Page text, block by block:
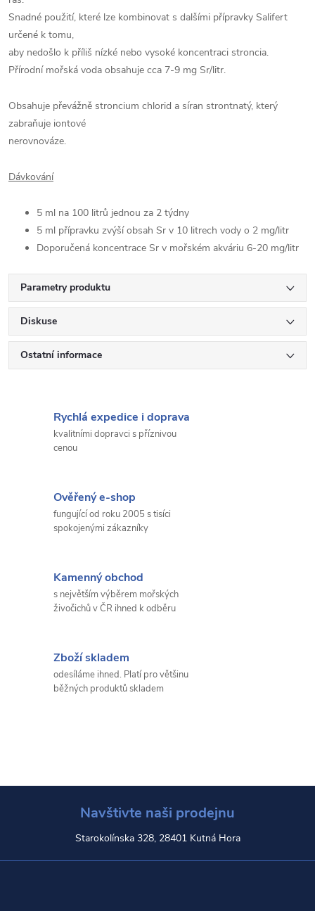
Snadné použití, které lze kombinovat s dalšími přípravky Salifert
určené k tomu,
aby nedošlo k příliš nízké nebo vysoké koncentraci stroncia.
Přírodní mořská voda obsahuje cca 7-9 mg Sr/litr.
Obsahuje převážně stroncium chlorid a síran strontnatý, který
zabraňuje iontové
nerovnováze.
Dávkování
5 ml na 100 litrů jednou za 2 týdny
5 ml přípravku zvýší obsah Sr v 10 litrech vody o 2 mg/litr
Doporučená koncentrace Sr v mořském akváriu 6-20 mg/litr
Parametry produktu
Diskuse
Ostatní informace
Rychlá expedice i doprava
kvalitními dopravci s příznivou
cenou
Ověřený e-shop
fungující od roku 2005 s tisíci
spokojenými zákazníky
Kamenný obchod
s největším výběrem mořských
živočichů v ČR ihned k odběru
Zboží skladem
odesíláme ihned. Platí pro většinu
běžných produktů skladem
Navštivte naši prodejnu
Starokolínska 328, 28401 Kutná Hora